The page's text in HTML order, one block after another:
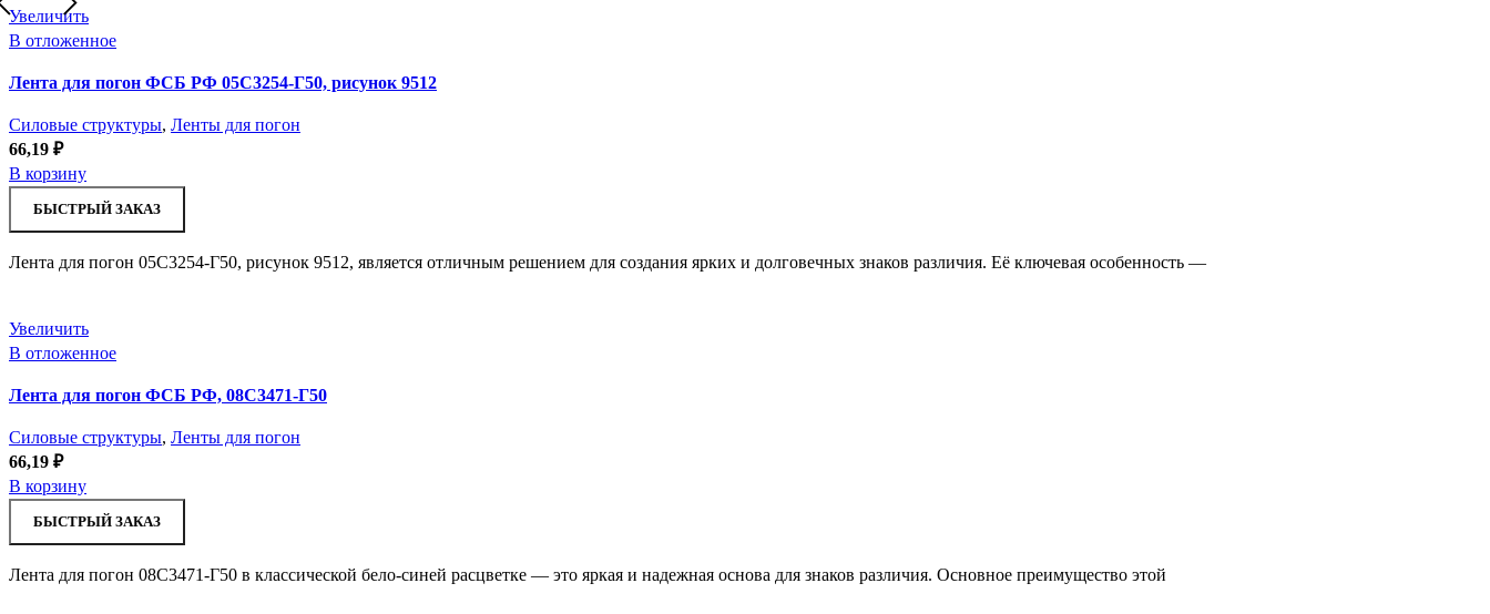
Увеличить
В отложенное
Лента для погон ФСБ РФ 05С3254-Г50, рисунок 9512
Силовые структуры, Ленты для погон
66,19 ₽
В корзину
БЫСТРЫЙ ЗАКАЗ
Лента для погон 05С3254-Г50, рисунок 9512, является отличным решением для создания ярких и долговечных знаков различия. Её ключевая особенность —
Увеличить
В отложенное
Лента для погон ФСБ РФ, 08С3471-Г50
Силовые структуры, Ленты для погон
66,19 ₽
В корзину
БЫСТРЫЙ ЗАКАЗ
Лента для погон 08С3471-Г50 в классической бело-синей расцветке — это яркая и надежная основа для знаков различия. Основное преимущество этой